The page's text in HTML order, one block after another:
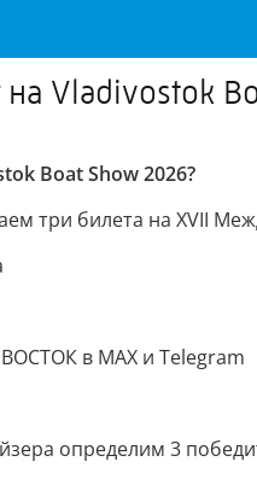
на Vladivostok
Boat Show 2026?
три билета на XVII
в МАХ и Telegram
определим 3